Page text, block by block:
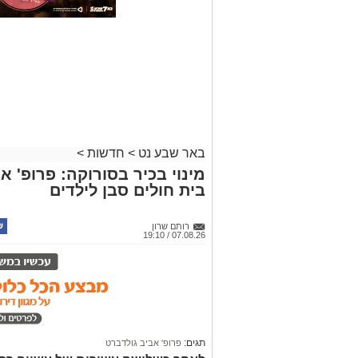
באר שבע נט > חדשות >
מינוי בכיר בסורוקה:
בית חולים סבן לילדים
רותם שרון
07.08.26 / 19:10
תגים: פרופ' אביב גולדברט